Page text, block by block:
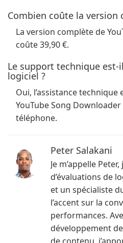
Combien coûte la version
La version complète de
coûte 39,90 €.
Le support technique
logiciel ?
Oui, l’assistance
YouTube Song
téléphone.
Peter Salakani
Je m’appelle
d’évaluations de
et un spécialiste
l’accent sur la
performances.
développement